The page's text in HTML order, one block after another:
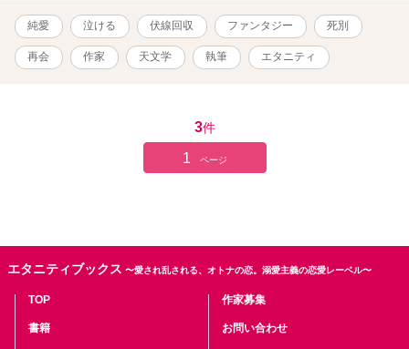
と同じように過去に囚われた詩人・摩耶との出会いを通じ、航が隠
していた「本当の想い」に触れていく。 なぜ彼は、白紙の手紙を遺
したのか？ なぜ彼は、あの時ハンドルを切ったのか？ ペン先が踊る
夜更け、静かなリズムに合わせて紡がれる真実。 やがて、点と点が
純愛 泣ける 伏線回収 ファンタジー 死別
再会 作家 天文学 執筆 エタニティ
3件
1 ページ
エタニティブックス 〜愛され乱される、オトナの恋。溺愛主義の恋愛レーベル〜
TOP
書籍
作家募集
お問い合わせ